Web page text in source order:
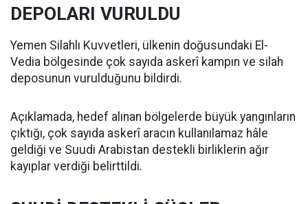
DEPOLARI VURULDU
Yemen Silahlı Kuvvetleri, ülkenin doğusundaki El-
Vedia bölgesinde çok sayıda askerî kampın ve silah
deposunun vurulduğunu bildirdi.
Açıklamada, hedef alınan bölgelerde büyük yangınların
çıktığı, çok sayıda askerî aracın kullanılamaz hâle
geldiği ve Suudi Arabistan destekli birliklerin ağır
kayıplar verdiği belirttildi.